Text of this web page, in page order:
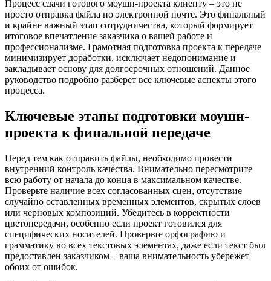
Процесс сдачи готового моушн-проекта клиенту – это не
просто отправка файла по электронной почте. Это финальный
и крайне важный этап сотрудничества, который формирует
итоговое впечатление заказчика о вашей работе и
профессионализме. Грамотная подготовка проекта к передаче
минимизирует доработки, исключает недопонимание и
закладывает основу для долгосрочных отношений. Данное
руководство подробно разберет все ключевые аспекты этого
процесса.
Ключевые этапы подготовки моушн-
проекта к финальной передаче
Перед тем как отправить файлы, необходимо провести
внутренний контроль качества. Внимательно пересмотрите
всю работу от начала до конца в максимальном качестве.
Проверьте наличие всех согласованных сцен, отсутствие
случайно оставленных временных элементов, скрытых слоев
или черновых композиций. Убедитесь в корректности
цветопередачи, особенно если проект готовился для
специфических носителей. Проверьте орфографию и
грамматику во всех текстовых элементах, даже если текст был
предоставлен заказчиком – ваша внимательность убережет
обоих от ошибок.